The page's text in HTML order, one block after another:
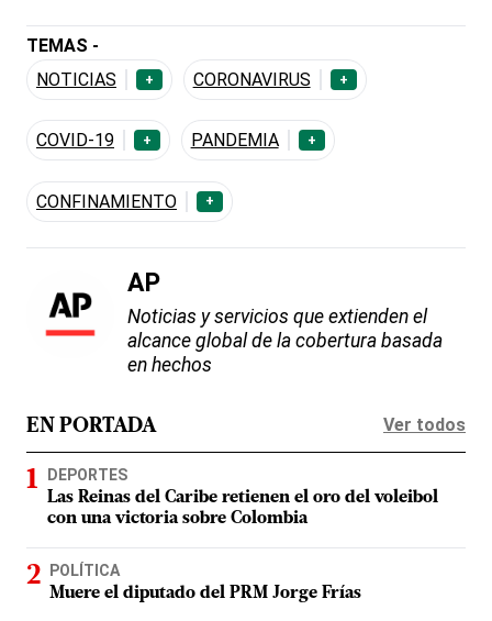
TEMAS -
NOTICIAS
+ CORONAVIRUS +
COVID-19 + PANDEMIA +
CONFINAMIENTO +
AP
Noticias y servicios que extienden el
alcance global de la cobertura basada
en hechos
EN PORTADA Ver todos
DEPORTES
Las Reinas del Caribe retienen el oro del voleibol
con una victoria sobre Colombia
POLÍTICA
Muere el diputado del PRM Jorge Frías